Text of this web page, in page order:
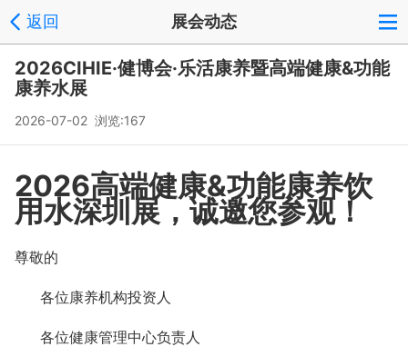
返回 展会动态
2026CIHIE·健博会·乐活康养暨高端健康&功能
康养水展
2026-07-02 浏览:167
2026高端健康&功能康养饮
用水深圳展，诚邀您参观！
尊敬的
各位康养机构投资人
各位健康管理中心负责人